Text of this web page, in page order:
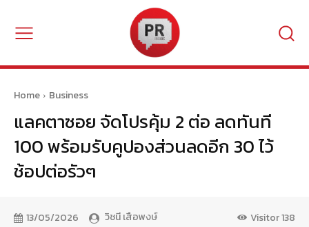
Home Business
แลคตาซอย จัดโปรคุ้ม 2 ต่อ ลดทันที
100 พร้อมรับคูปองส่วนลดอีก 30 ไว้
ช้อปต่อรัวๆ
13/05/2026 วิชนี เสือพงษ์ Visitor138